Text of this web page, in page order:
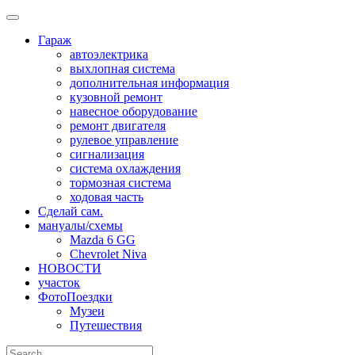
Skip
contentГараж
автоэлектрика
выхлопная система
дополнительная информация
кузовной ремонт
навесное оборудование
ремонт двигателя
рулевое управление
сигнализация
система охлаждения
тормозная система
ходовая часть
Сделай сам.
мануалы/схемы
Mazda 6 GG
Chevrolet Niva
НОВОСТИ
участок
ФотоПоездки
Музеи
Путешествия
Search